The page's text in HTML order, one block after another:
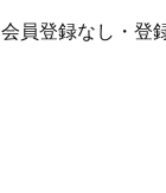
会員登録なし・登